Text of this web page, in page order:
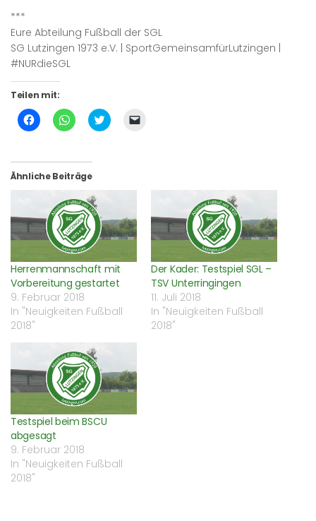
***
Eure Abteilung Fußball der SGL
SG Lutzingen 1973 e.V. | SportGemeinsamfürLutzingen |
#NURdieSGL
Teilen mit:
Klick,
um
teilen
(Wird
in
neuem
Fenster
geöffnet)
Klicken,
um
teilen
(Wird
in
neuem
Fenster
geöffnet)
Klick,
um
neuem Mail
(Wird
neuem
Ähnliche Beiträge
Herrenmannschaft mit
Vorbereitung gestartet
9. Februar 2018
In "Neuigkeiten Fußball
2018"
Der Kader: Testspiel SGL –
TSV Unterringingen
11. Juli 2018
In "Neuigkeiten Fußball
2018"
Testspiel beim BSCU
abgesagt
9. Februar 2018
In "Neuigkeiten Fußball
2018"